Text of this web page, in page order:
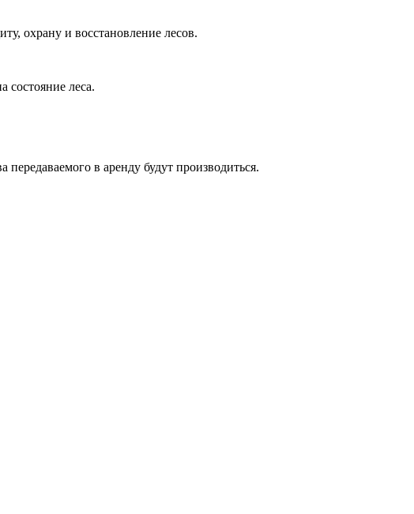
охрану и восстановление лесов.
состояние леса.
в аренду будут производиться.